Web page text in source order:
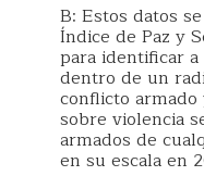
B: Estos datos
Índice de Paz y
para identificar
dentro de un
conflicto
sobre violencia
armados de
en su escala en